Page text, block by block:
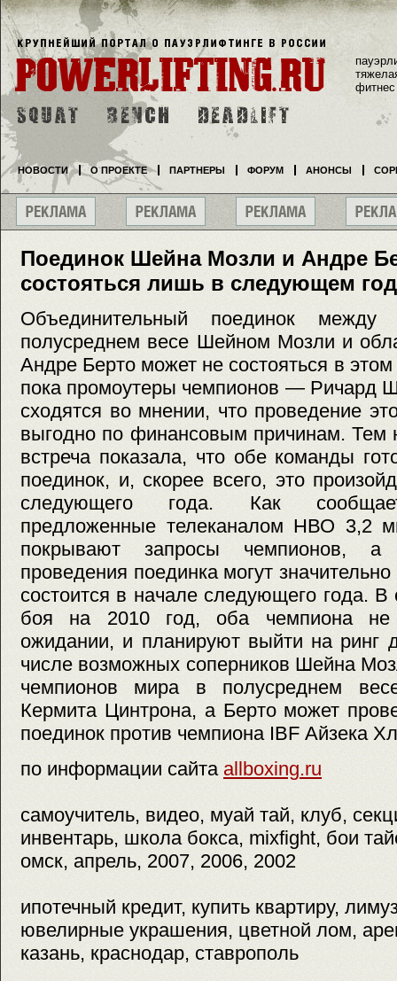
Поединок Шейна Мозли и Андре
состояться лишь в следующем
Объединительный поединок
полусреднем весе Шейном Мозли и
Андре Берто может не состояться в
пока промоутеры чемпионов —
сходятся во мнении, что проведение
выгодно по финансовым причинам. Тем
встреча показала, что обе команды
поединок, и, скорее всего, это
следующего года. Как
предложенные телеканалом НВО 3,2
покрывают запросы чемпионов,
проведения поединка могут
состоится в начале следующего года. В
боя на 2010 год, оба чемпиона
ожидании, и планируют выйти на ринг
числе возможных соперников Шейна
чемпионов мира в полусреднем
Кермита Цинтрона, а Берто может
поединок против чемпиона IBF Айзека
по информации сайта allboxing.ru
самоучитель, видео, муай тай, клуб,
инвентарь, школа бокса, mixfight, бои
омск, апрель, 2007, 2006, 2002
ипотечный кредит, купить квартиру,
ювелирные украшения, цветной лом,
казань, краснодар, ставрополь
фитнес
НОВОСТИ О ПРОЕКТЕ ПАРТНЕРЫ ФОРУМ АНОНСЫ